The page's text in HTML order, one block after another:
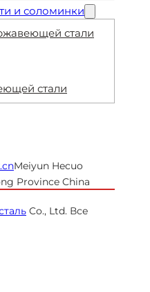
и соломинки
стали
стали
Meiyun Hecuo
Province China
Co., Ltd. Все